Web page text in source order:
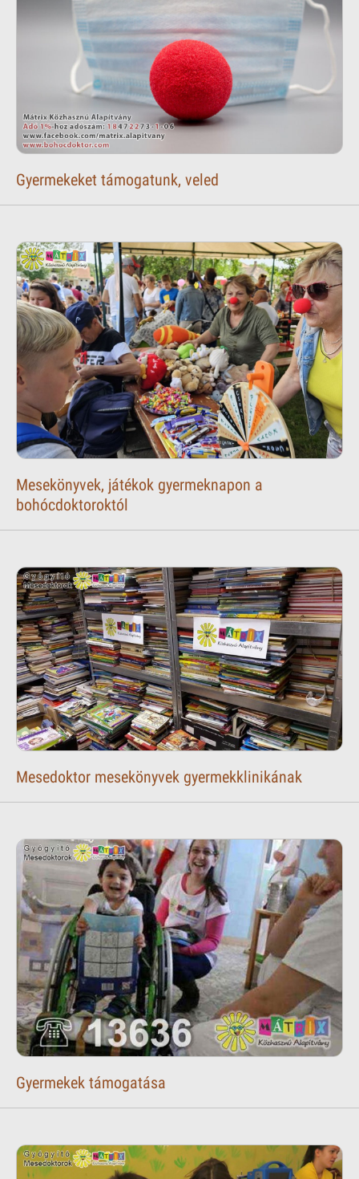
Gyermekeket támogatunk, veled
Mesekönyvek, játékok gyermeknapon a
bohócdoktoroktól
Mesedoktor mesekönyvek gyermekklinikának
Gyermekek támogatása